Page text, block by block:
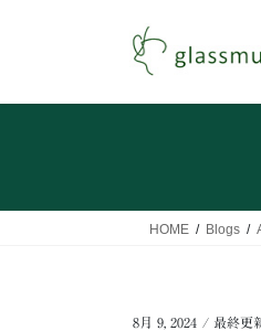
HOME Blogs
8月 9, 2024 / 最終更